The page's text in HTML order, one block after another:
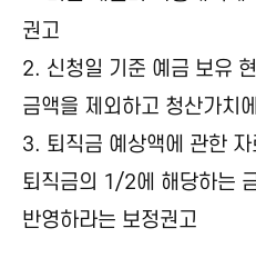
권고
2. 신청일 기준 예금 보유
금액을 제외하고 청산가치
3. 퇴직금 예상액에 관한
퇴직금의 1/2에 해당하는
반영하라는 보정권고